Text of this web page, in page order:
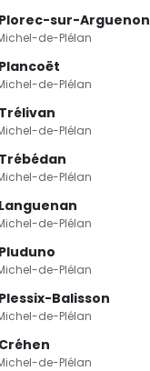
Plorec-sur-Arguenon
de-Plélan
Plancoët
de-Plélan
Trélivan
de-Plélan
Trébédan
de-Plélan
Languenan
de-Plélan
Pluduno
de-Plélan
Plessix-Balisson
de-Plélan
Créhen
de-Plélan